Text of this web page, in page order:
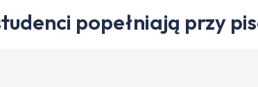
popełniają przy